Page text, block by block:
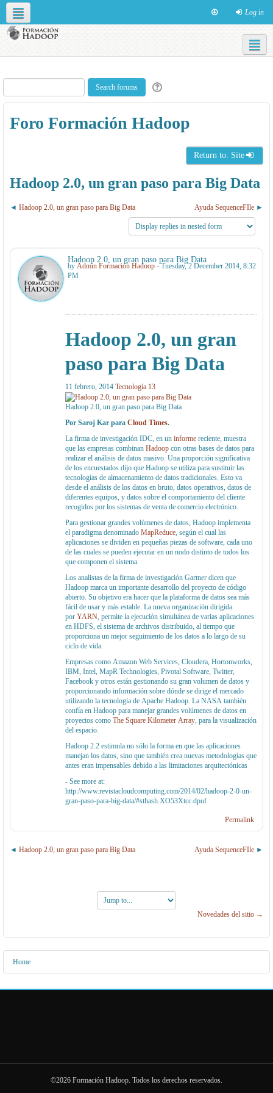
Log in
English ‎(en)‎
Foro Formación Hadoop
Return to: Site
Hadoop 2.0, un gran paso para Big Data
Hadoop 2.0, un gran paso para Big Data Ayuda SequenceFIle
Hadoop 2.0, un gran paso para Big Data
by Admin Formación Hadoop - Tuesday, 2 December 2014, 8:32
PM
Hadoop 2.0, un gran
paso para Big Data
11 febrero, 2014 Tecnología 13
Hadoop 2.0, un gran paso para Big Data
Por Saroj Kar para Cloud Times.
La firma de investigación IDC, en un informe reciente, muestra
que las empresas combinan Hadoop con otras bases de datos para
realizar el análisis de datos masivo. Una proporción significativa
de los encuestados dijo que Hadoop se utiliza para sustituir las
tecnologías de almacenamiento de datos tradicionales. Esto va
desde el análisis de los datos en bruto, datos operativos, datos de
diferentes equipos, y datos sobre el comportamiento del cliente
recogidos por los sistemas de venta de comercio electrónico.
Para gestionar grandes volúmenes de datos, Hadoop implementa
el paradigma denominado MapReduce, según el cual las
aplicaciones se dividen en pequeñas piezas de software, cada uno
de las cuales se pueden ejecutar en un nodo distinto de todos los
que componen el sistema.
Los analistas de la firma de investigación Gartner dicen que
Hadoop marca un importante desarrollo del proyecto de código
abierto. Su objetivo era hacer que la plataforma de datos sea más
fácil de usar y más estable. La nueva organización dirigida
por YARN, permite la ejecución simultánea de varias aplicaciones
en HDFS, el sistema de archivos distribuido, al tiempo que
proporciona un mejor seguimiento de los datos a lo largo de su
ciclo de vida.
Empresas como Amazon Web Services, Cloudera, Hortonworks,
IBM, Intel, MapR Technologies, Pivotal Software, Twitter,
Facebook y otros están gestionando su gran volumen de datos y
proporcionando información sobre dónde se dirige el mercado
utilizando la tecnología de Apache Hadoop. La NASA también
confía en Hadoop para manejar grandes volúmenes de datos en
proyectos como The Square Kilometer Array, para la visualización
del espacio.
Hadoop 2.2 estimula no sólo la forma en que las aplicaciones
manejan los datos, sino que también crea nuevas metodologías que
antes eran impensables debido a las limitaciones arquitectónicas
- See more at:
http://www.revistacloudcomputing.com/2014/02/hadoop-2-0-un-
gran-paso-para-big-data/#sthash.XO53Xtcc.dpuf
Permalink
Hadoop 2.0, un gran paso para Big Data Ayuda SequenceFIle
Jump
to...
Novedades del sitio →
Home
©2026 Formación Hadoop. Todos los derechos reservados.